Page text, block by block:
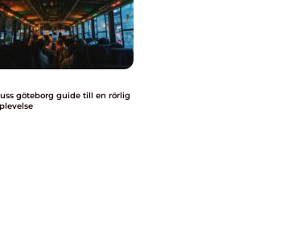
guide till en rörlig